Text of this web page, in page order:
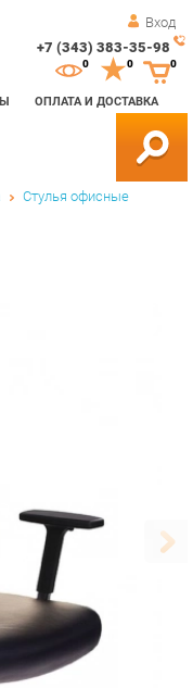
Вход
+7 (343) 383-35-98
ОПЛАТА И ДОСТАВКА
0 0
Стулья офисные